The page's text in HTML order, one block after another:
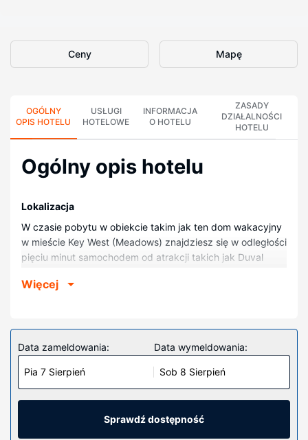
Ceny Mapę
OGÓLNY
OPIS HOTELU
USŁUGI
HOTELOWE
INFORMACJA
O HOTELU
ZASADY
DZIAŁALNOŚCI
HOTELU
Ogólny opis hotelu
Lokalizacja
W czasie pobytu w obiekcie takim jak ten dom wakacyjny
w mieście Key West (Meadows) znajdziesz się w odległości
pięciu minut samochodem od atrakcji takich jak Duval
w Stanach Zjednoczonych. Domek letniskowy (z polem
Beach.
Pokoje
Domek letniskowy zapewni Ci wygodę.
Dostępne udogodnienia rekreacyjne to basen odkryty i
Więcej
Data zameldowania:
Pia 7 Sierpień
Data wymeldowania:
Sob 8 Sierpień
Sprawdź dostępność